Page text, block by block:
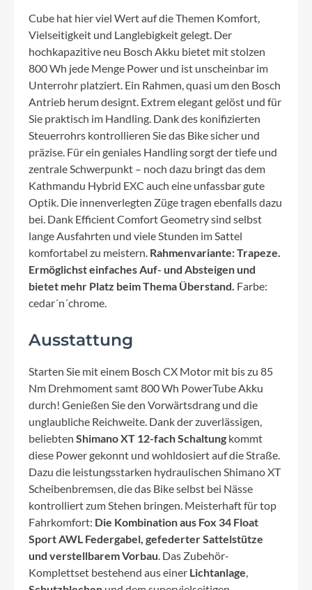
Cube hat hier viel Wert auf die Themen Komfort,
Vielseitigkeit und Langlebigkeit gelegt. Der
hochkapazitive neu Bosch Akku bietet mit stolzen
800 Wh jede Menge Power und ist unscheinbar im
Unterrohr platziert. Ein Rahmen, quasi um den Bosch
Antrieb herum designt. Extrem elegant gelöst und für
Sie praktisch im Handling. Dank des konifizierten
Steuerrohrs kontrollieren Sie das Bike sicher und
präzise. Für ein geniales Handling sorgt der tiefe und
zentrale Schwerpunkt – noch dazu bringt das dem
Kathmandu Hybrid EXC auch eine unfassbar gute
Optik. Die innenverlegten Züge tragen ebenfalls dazu
bei. Dank Efficient Comfort Geometry sind selbst
lange Ausfahrten und viele Stunden im Sattel
komfortabel zu meistern. Rahmenvariante: Trapeze.
Ermöglichst einfaches Auf- und Absteigen und
bietet mehr Platz beim Thema Überstand. Farbe:
cedar´n´chrome.
Ausstattung
Starten Sie mit einem Bosch CX Motor mit bis zu 85
Nm Drehmoment samt 800 Wh PowerTube Akku
durch! Genießen Sie den Vorwärtsdrang und die
unglaubliche Reichweite. Dank der zuverlässigen,
beliebten Shimano XT 12-fach Schaltung kommt
diese Power gekonnt und wohldosiert auf die Straße.
Dazu die leistungsstarken hydraulischen Shimano XT
Scheibenbremsen, die das Bike selbst bei Nässe
kontrolliert zum Stehen bringen. Meisterhaft für top
Fahrkomfort: Die Kombination aus Fox 34 Float
Sport AWL Federgabel, gefederter Sattelstütze
und verstellbarem Vorbau. Das Zubehör-
Komplettset bestehend aus einer Lichtanlage,